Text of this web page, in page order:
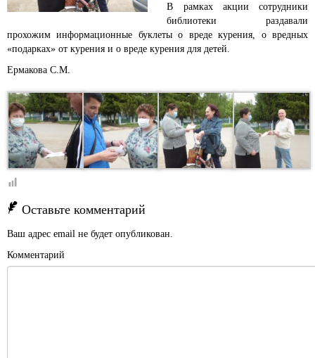
В рамках акции сотрудники
библиотеки раздавали
прохожим информационные буклеты о вреде курения, о вредных
«подарках» от курения и о вреде курения для детей.
Ермакова С.М.
Оставьте комментарий
Ваш адрес email не будет опубликован.
Комментарий